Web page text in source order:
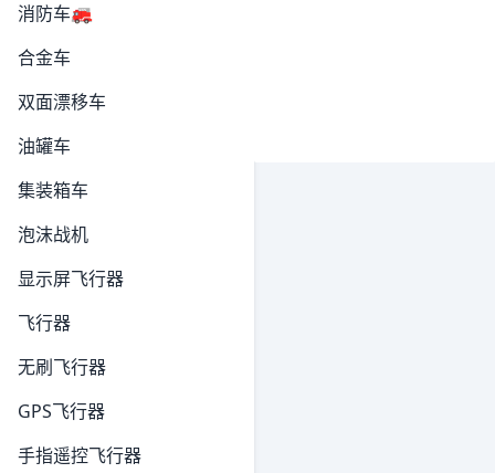
消防车🚒
合金车
双面漂移车
油罐车
集装箱车
泡沫战机
显示屏飞行器
飞行器
无刷飞行器
GPS飞行器
手指遥控飞行器